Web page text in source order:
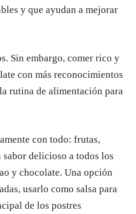
y que ayudan a mejorar
Sin embargo, comer rico y
con más reconocimientos
rutina de alimentación para
con todo: frutas,
delicioso a todos los
y chocolate. Una opción
usarlo como salsa para
de los postres